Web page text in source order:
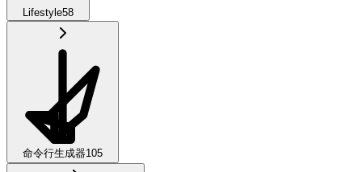
Lifestyle58
命令行生成器105